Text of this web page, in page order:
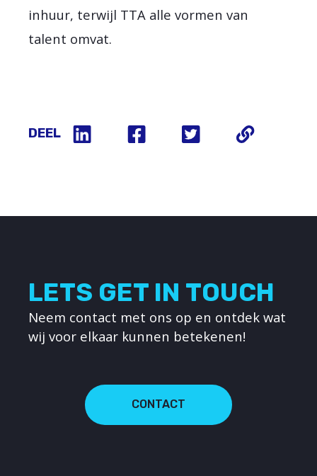
inhuur, terwijl TTA alle vormen van
talent omvat.
DEEL
LETS GET IN TOUCH
Neem contact met ons op en ontdek wat
wij voor elkaar kunnen betekenen!
CONTACT